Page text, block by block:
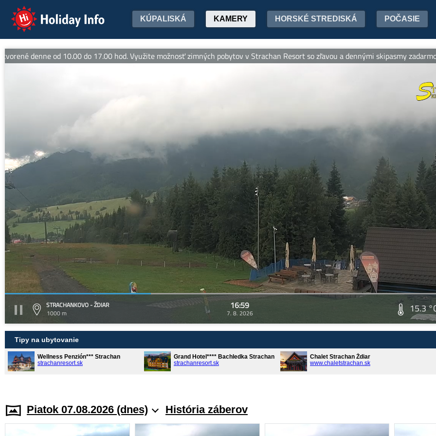
Holiday Info KÚPALISKÁ KAMERY HORSKÉ STREDISKÁ POČASIE
od 10.00 do 17.00 hod. Využite možnosť zimných pobytov v Strachan Resort so zľavou a dennými skipasmy zadarmo. --
STRACHANKOVO - ŽDIAR
1000 m
16:59
7. 8. 2026 15.3
Tipy na ubytovanie
Wellness Penzión*** Strachan
strachanresort.sk
Grand Hotel**** Bachledka Strachan
strachanresort.sk
Chalet Strachan Ždiar
www.chaletstrachan.sk
Piatok 07.08.2026 (dnes) História záberov